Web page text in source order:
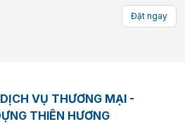
Đặt ngay
VỤ THƯƠNG MẠI -
THIÊN HƯƠNG